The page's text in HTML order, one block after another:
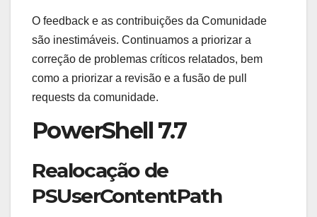
O feedback e as contribuições da Comunidade
são inestimáveis. Continuamos a priorizar a
correção de problemas críticos relatados, bem
como a priorizar a revisão e a fusão de pull
requests da comunidade.
PowerShell 7.7
Realocação de
PSUserContentPath